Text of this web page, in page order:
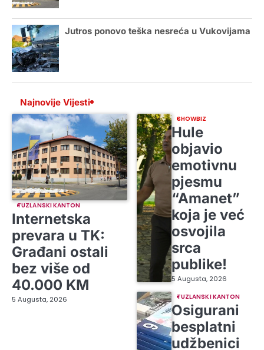
Jutros ponovo teška nesreća u Vukovijama
Najnovije Vijesti
TUZLANSKI KANTON
Internetska
prevara u TK:
Građani ostali
bez više od
40.000 KM
5 Augusta, 2026
SHOWBIZ
Hule
objavio
emotivnu
pjesmu
“Amanet”
koja je već
osvojila
srca
publike!
5 Augusta, 2026
TUZLANSKI KANTON
Osigurani
besplatni
udžbenici